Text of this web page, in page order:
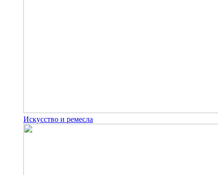
Искусство и ремесла